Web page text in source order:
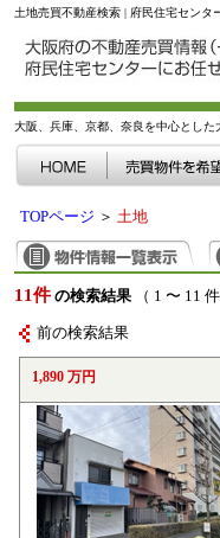
土地売買不動産検索 | 府民住宅セン
大阪、兵庫、京都、奈良を中心とし
TOPページ ＞ 土地
11件 の検索結果 （ 1 〜 11
前の検索結果
1,890 万円